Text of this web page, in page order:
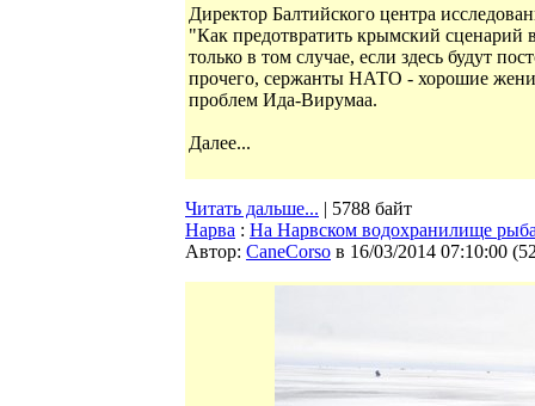
Директор Балтийского центра
"Как предотвратить крымский сценарий
только в том случае, если здесь будут
прочего, сержанты НАТО - хорошие
проблем Ида-Вирумаа.
Далее...
Читать дальше... | 5788 байт
Нарва : На Нарвском водохранилище
Автор: CaneCorso в 16/03/2014 07:10:00 (